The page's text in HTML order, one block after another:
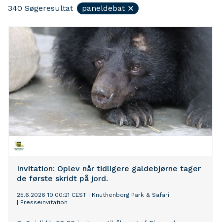
340 Søgeresultat paneldebat
Invitation: Oplev når tidligere galdebjørne tager
de første skridt på jord.
25.6.2026 10:00:21 CEST
Knuthenborg Park & Safari
Presseinvitation